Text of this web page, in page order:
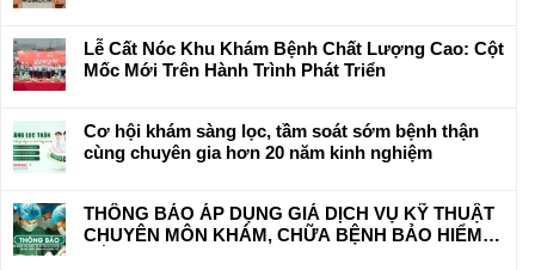
Lễ Cất Nóc Khu Khám Bệnh Chất Lượng Cao: Cột
Mốc Mới Trên Hành Trình Phát Triển
Cơ hội khám sàng lọc, tầm soát sớm bệnh thận
cùng chuyên gia hơn 20 năm kinh nghiệm
THÔNG BÁO ÁP DỤNG GIÁ DỊCH VỤ KỸ THUẬT
CHUYÊN MÔN KHÁM, CHỮA BỆNH BẢO HIỂM Y